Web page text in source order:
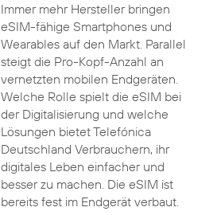
Immer mehr Hersteller bringen
eSIM-fähige Smartphones und
Wearables auf den Markt. Parallel
steigt die Pro-Kopf-Anzahl an
vernetzten mobilen Endgeräten.
Welche Rolle spielt die eSIM bei
der Digitalisierung und welche
Lösungen bietet Telefónica
Deutschland Verbrauchern, ihr
digitales Leben einfacher und
besser zu machen. Die eSIM ist
bereits fest im Endgerät verbaut.